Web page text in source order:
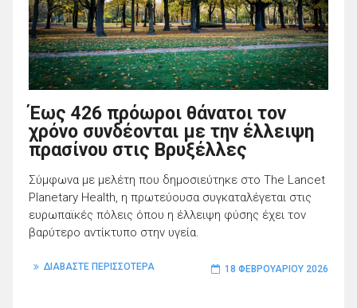
Έως 426 πρόωροι θάνατοι τον
χρόνο συνδέονται με την έλλειψη
πρασίνου στις Βρυξέλλες
Σύμφωνα με μελέτη που δημοσιεύτηκε στο The Lancet
Planetary Health, η πρωτεύουσα συγκαταλέγεται στις
ευρωπαϊκές πόλεις όπου η έλλειψη φύσης έχει τον
βαρύτερο αντίκτυπο στην υγεία.
ΔΙΑΒΑΣΤΕ ΠΕΡΙΣΣΟΤΕΡΑ 18 ΦΕΒΡΟΥΑΡΊΟΥ 2026